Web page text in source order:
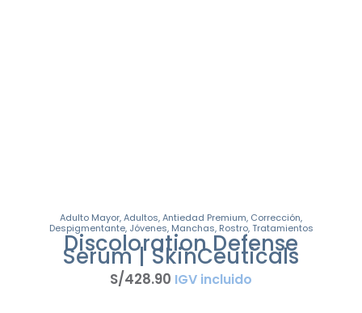
Adulto Mayor,Adultos,Antiedad Premium, Corrección,
Despigmentante, Jóvenes, Manchas, Rostro,Tratamientos
Discoloration Defense
Serum | SkinCeuticals
S/428.90 IGV incluido